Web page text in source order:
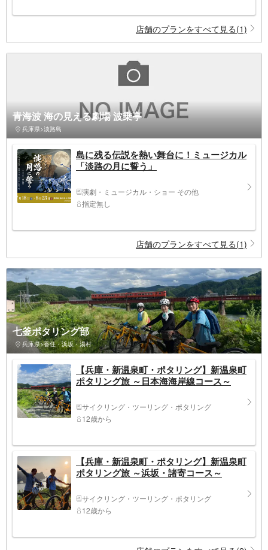
店舗のプランをすべて見る(1)
青海波 海の見える劇場 波乗亭
兵庫県>淡路島
島に残る伝説を熱い舞台に！ミュージカル
「淡路の月に誓う」
演劇・ミュージカル・ショー その他
指定無し
店舗のプランをすべて見る(1)
七釜ポタリング部
兵庫県>香住・浜坂・湯村
【兵庫・新温泉町・ポタリング】新温泉町
ポタリング旅 ～日本海海岸線コース～
サイクリング・ツーリング・ポタリング
12歳から
【兵庫・新温泉町・ポタリング】新温泉町
ポタリング旅 ～浜坂・諸寄コース～
サイクリング・ツーリング・ポタリング
12歳から